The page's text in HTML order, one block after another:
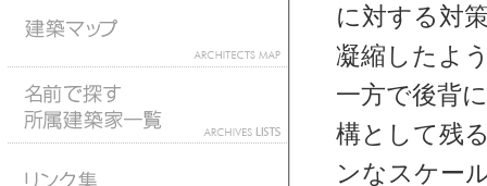
に対する対
凝縮したよ
一方で後背
構として残
ンなスケー